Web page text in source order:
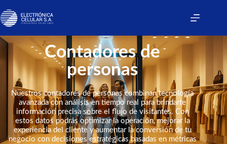
Contadores de
personas
Nuestros contadores de personas combinan tecnología
avanzada con análisis en tiempo real para brindarte
información precisa sobre el flujo de visitantes. Con
estos datos podrás optimizar la operación, mejorar la
experiencia del cliente y aumentar la conversión de tu
negocio con decisiones estratégicas basadas en métricas